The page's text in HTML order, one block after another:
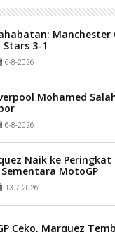
Manchester
Stars 3-1
6-8-2026
Mohamed
6-8-2026
Naik ke Peringkat
MotoGP
13-7-2026
Ceko, Marquez